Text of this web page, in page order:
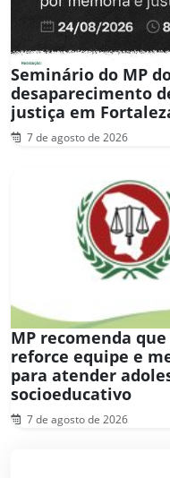
Seminário do MP
desaparecimento
justiça em
7 de agosto de 2026
MP recomenda
reforce equipe e
para atender
socioeducativo
7 de agosto de 2026